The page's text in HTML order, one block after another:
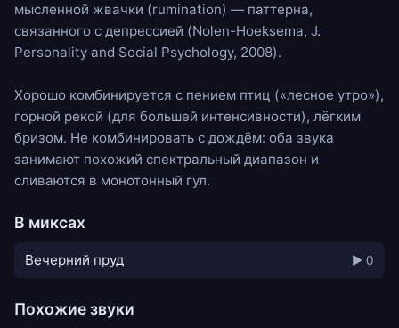
мысленной жвачки (rumination) — паттерна,
связанного с депрессией (Nolen-Hoeksema, J.
Personality and Social Psychology, 2008).
Хорошо комбинируется с пением птиц («лесное утро»),
горной рекой (для большей интенсивности), лёгким
бризом. Не комбинировать с дождём: оба звука
занимают похожий спектральный диапазон и
сливаются в монотонный гул.
В миксах
Вечерний пруд ▶ 0
Похожие звуки